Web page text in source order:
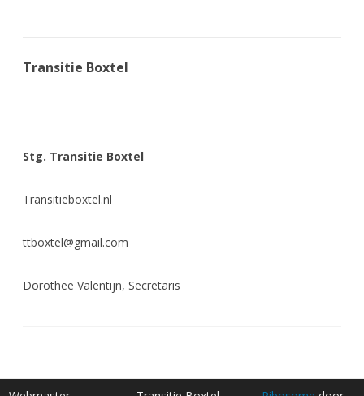
Transitie Boxtel
Stg. Transitie Boxtel
Transitieboxtel.nl
ttboxtel@gmail.com
Dorothee Valentijn, Secretaris